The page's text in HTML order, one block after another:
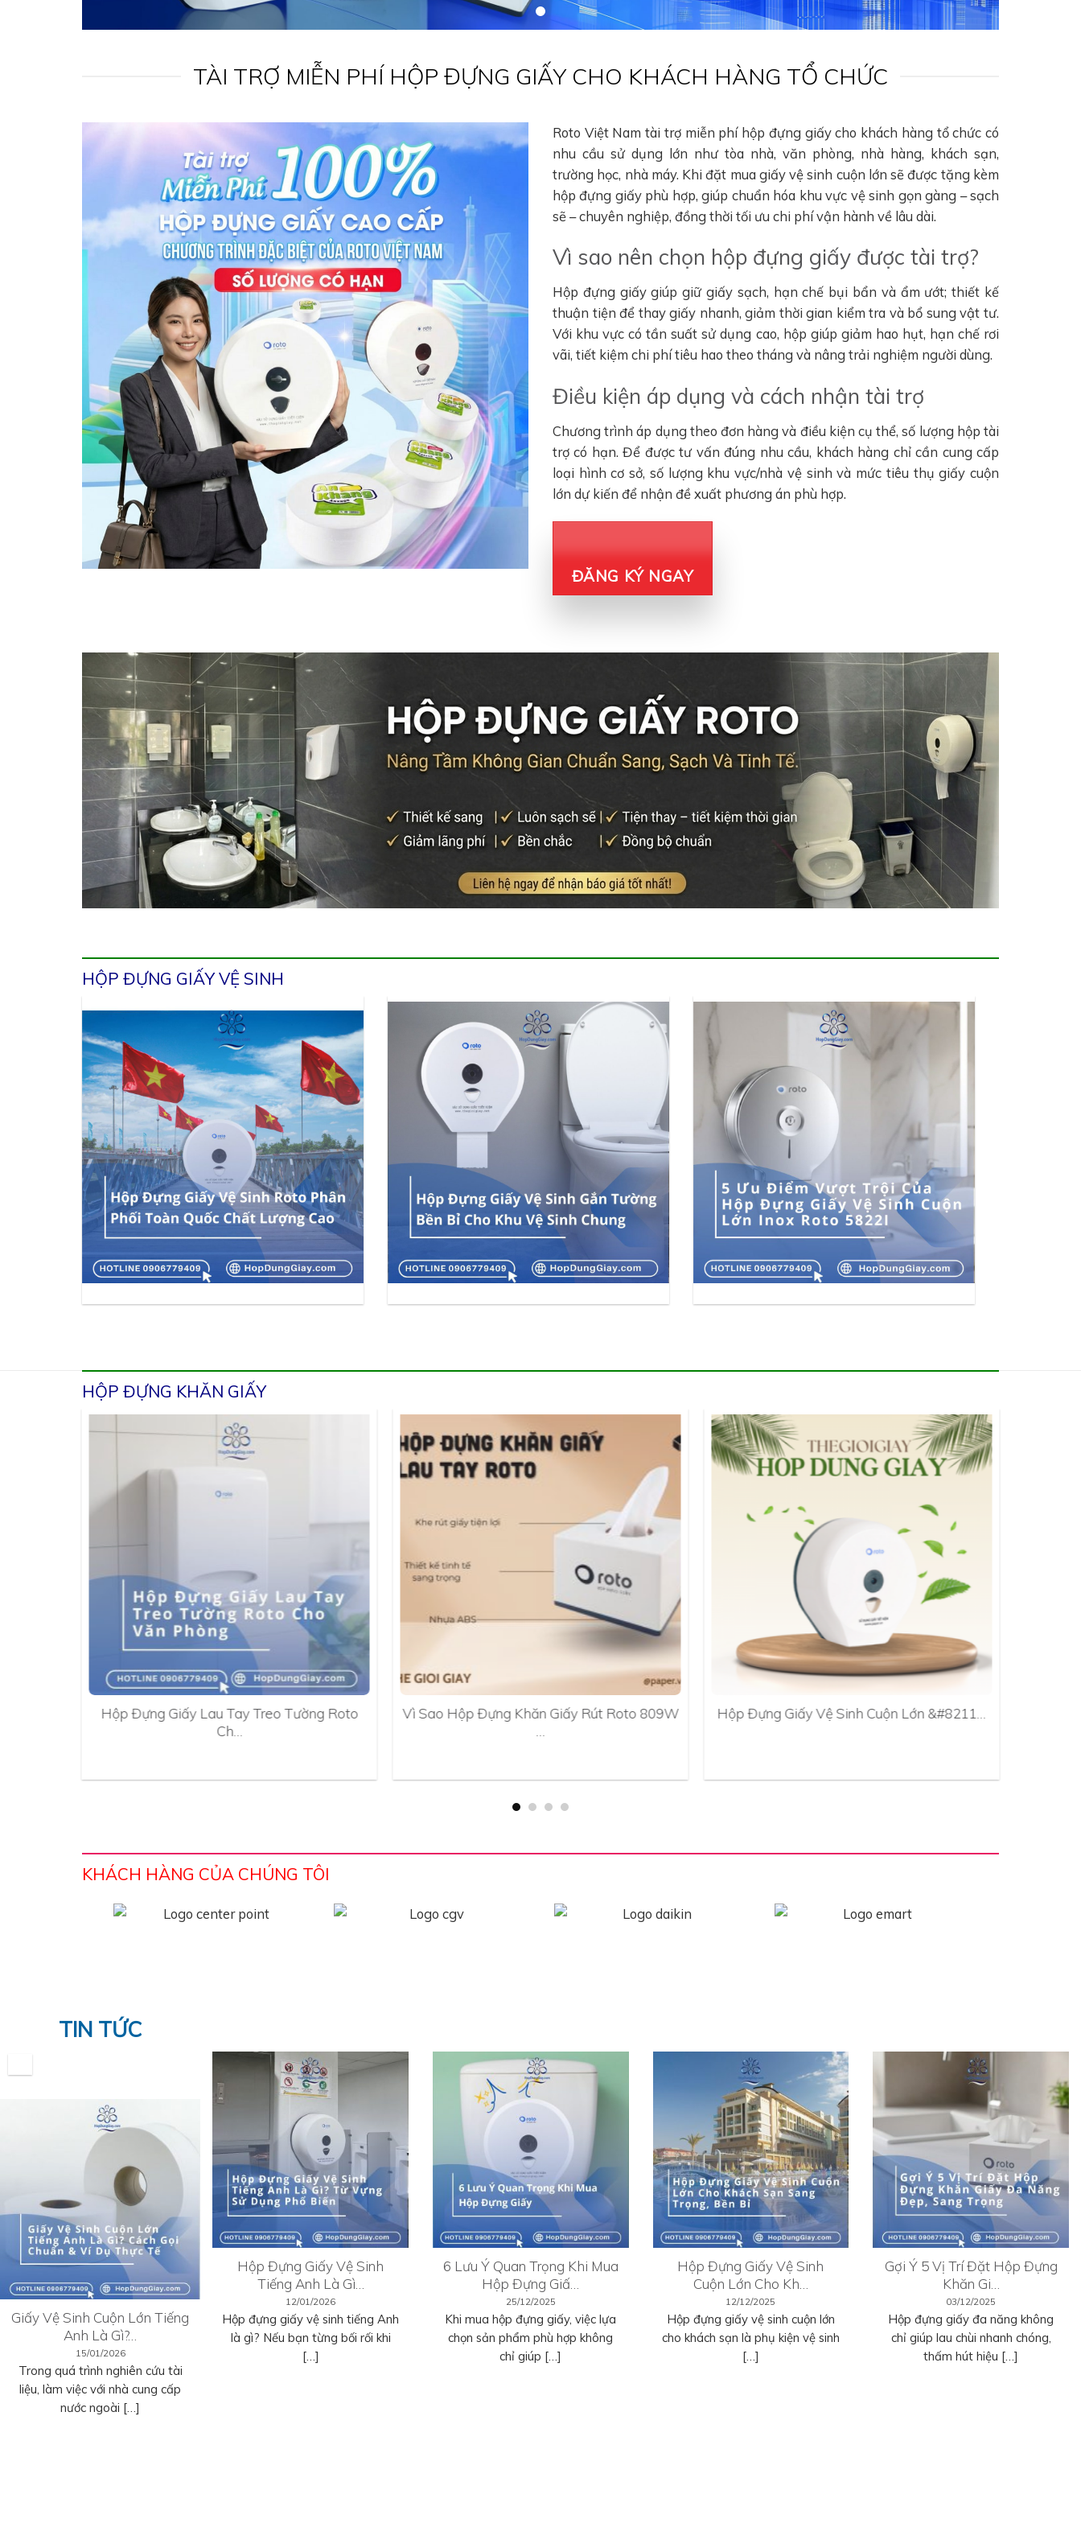
TÀI TRỢ MIỄN PHÍ HỘP ĐỰNG GIẤY CHO KHÁCH HÀNG TỔ CHỨC
Roto Việt Nam tài trợ miễn phí hộp đựng giấy cho khách hàng tổ chức có
nhu cầu sử dụng lớn như tòa nhà, văn phòng, nhà hàng, khách sạn,
trường học, nhà máy. Khi đặt mua giấy vệ sinh cuộn lớn sẽ được tặng kèm
hộp đựng giấy phù hợp, giúp chuẩn hóa khu vực vệ sinh gọn gàng – sạch
sẽ – chuyên nghiệp, đồng thời tối ưu chi phí vận hành về lâu dài.
Vì sao nên chọn hộp đựng giấy được tài trợ?
Hộp đựng giấy giúp giữ giấy sạch, hạn chế bụi bẩn và ẩm ướt; thiết kế
thuận tiện để thay giấy nhanh, giảm thời gian kiểm tra và bổ sung vật tư.
Với khu vực có tần suất sử dụng cao, hộp giúp giảm hao hụt, hạn chế rơi
vãi, tiết kiệm chi phí tiêu hao theo tháng và nâng trải nghiệm người dùng.
Điều kiện áp dụng và cách nhận tài trợ
Chương trình áp dụng theo đơn hàng và điều kiện cụ thể, số lượng hộp tài
trợ có hạn. Để được tư vấn đúng nhu cầu, khách hàng chỉ cần cung cấp
loại hình cơ sở, số lượng khu vực/nhà vệ sinh và mức tiêu thụ giấy cuộn
lớn dự kiến để nhận đề xuất phương án phù hợp.
ĐĂNG KÝ NGAY
HỘP ĐỰNG GIẤY VỆ SINH
HỘP ĐỰNG KHĂN GIẤY
Hộp Đựng Giấy Lau Tay Treo Tường Roto
Ch…
Vì Sao Hộp Đựng Khăn Giấy Rút Roto 809W
Hộp Đựng Giấy Vệ Sinh Cuộn Lớn &#8211…
KHÁCH HÀNG CỦA CHÚNG TÔI
TIN TỨC
Giấy Vệ Sinh Cuộn Lớn Tiếng
Anh Là Gì?…
15/01/2026
Trong quá trình nghiên cứu tài
liệu, làm việc với nhà cung cấp
nước ngoài […]
Hộp Đựng Giấy Vệ Sinh
Tiếng Anh Là Gì…
12/01/2026
Hộp đựng giấy vệ sinh tiếng Anh
là gì? Nếu bạn từng bối rối khi
[…]
6 Lưu Ý Quan Trọng Khi Mua
Hộp Đựng Giấ…
25/12/2025
Khi mua hộp đựng giấy, việc lựa
chọn sản phẩm phù hợp không
chỉ giúp […]
Hộp Đựng Giấy Vệ Sinh
Cuộn Lớn Cho Kh…
12/12/2025
Hộp đựng giấy vệ sinh cuộn lớn
cho khách sạn là phụ kiện vệ sinh
[…]
Gợi Ý 5 Vị Trí Đặt Hộp Đựng
Khăn Gi…
03/12/2025
Hộp đựng giấy đa năng không
chỉ giúp lau chùi nhanh chóng,
thấm hút hiệu […]